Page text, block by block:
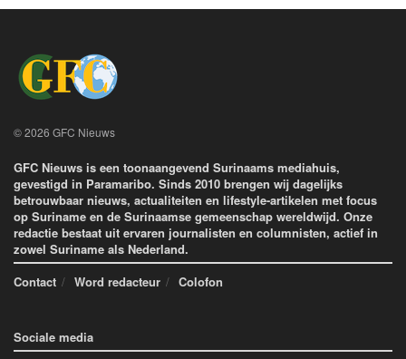
© 2026 GFC Nieuws
GFC Nieuws is een toonaangevend Surinaams mediahuis,
gevestigd in Paramaribo. Sinds 2010 brengen wij dagelijks
betrouwbaar nieuws, actualiteiten en lifestyle-artikelen met focus
op Suriname en de Surinaamse gemeenschap wereldwijd. Onze
redactie bestaat uit ervaren journalisten en columnisten, actief in
zowel Suriname als Nederland.
Contact
Word redacteur Colofon
Sociale media